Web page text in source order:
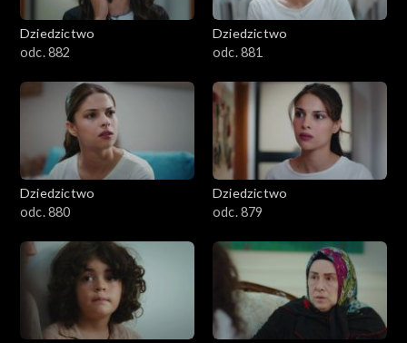
Dziedzictwo
odc. 882
Dziedzictwo
odc. 881
Dziedzictwo
odc. 880
Dziedzictwo
odc. 879